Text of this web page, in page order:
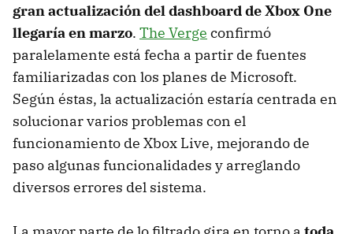
gran actualización del dashboard de Xbox One
llegaría en marzo. The Verge confirmó
paralelamente está fecha a partir de fuentes
familiarizadas con los planes de Microsoft.
Según éstas, la actualización estaría centrada en
solucionar varios problemas con el
funcionamiento de Xbox Live, mejorando de
paso algunas funcionalidades y arreglando
diversos errores del sistema.